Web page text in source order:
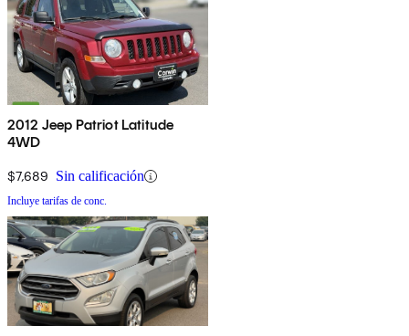
2012 Jeep Patriot Latitude
4WD
$7,689 Sin calificación
Incluye tarifas de conc.